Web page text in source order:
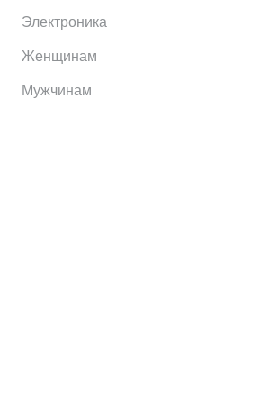
Электроника
Женщинам
Мужчинам